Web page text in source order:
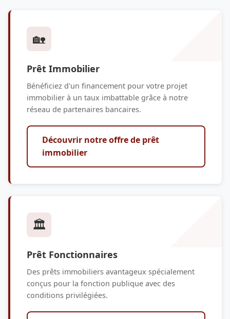
🏡
Prêt Immobilier
Bénéficiez d'un financement pour votre projet
immobilier à un taux imbattable grâce à notre
réseau de partenaires bancaires.
Découvrir notre offre de prêt
immobilier
🏛️
Prêt Fonctionnaires
Des prêts immobiliers avantageux spécialement
conçus pour la fonction publique avec des
conditions privilégiées.